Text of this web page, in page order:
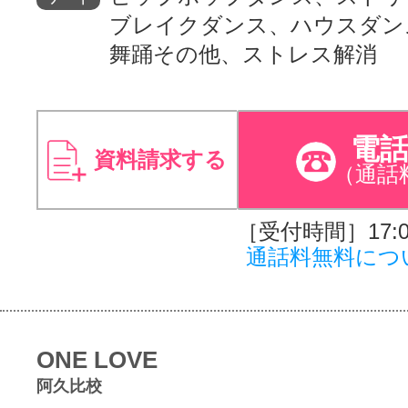
ブレイクダンス、ハウスダ
舞踊その他、ストレス解消
資料請求する 電
（通話
［受付時間］
通話料無料につ
ONE LOVE
阿久比校